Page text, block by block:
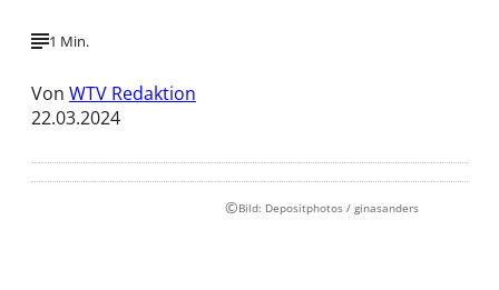
1 Min.
Von WTV Redaktion
22.03.2024
©Bild: Depositphotos / ginasanders